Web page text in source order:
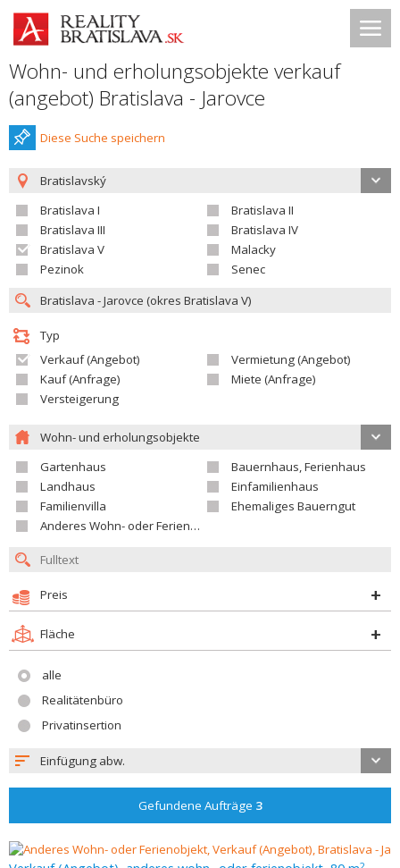
Wohn- und erholungsobjekte verkauf
(angebot) Bratislava - Jarovce
Diese Suche speichern
Bratislavský
Bratislava I
Bratislava II
Bratislava III
Bratislava IV
Bratislava V
Malacky
Pezinok
Senec
Typ
Verkauf (Angebot)
Vermietung (Angebot)
Kauf (Anfrage)
Miete (Anfrage)
Versteigerung
Wohn- und erholungsobjekte
Gartenhaus
Bauernhaus, Ferienhaus
Landhaus
Einfamilienhaus
Familienvilla
Ehemaliges Bauerngut
Anderes Wohn- oder Ferienobjekt
Preis
Fläche
alle
Realitätenbüro
Privatinsertion
Einfügung abw.
Gefundene Aufträge 3